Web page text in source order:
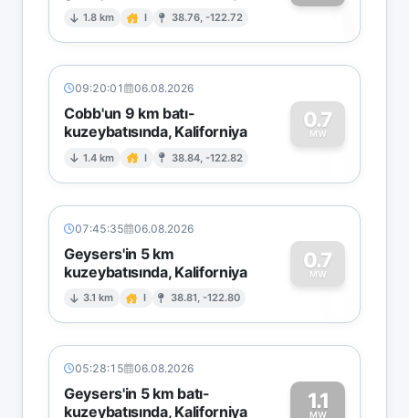
1.8 km I 38.76, -122.72 1
09:20:01 06.08.2026
Cobb'un 9 km batı-
kuzeybatısında, Kaliforniya
1.4 km I 38.84, -122.82
0.7
MW
0
07:45:35 06.08.2026
Geysers'in 5 km
kuzeybatısında, Kaliforniya
3.1 km I 38.81, -122.80
0.7
MW
0
05:28:15 06.08.2026
Geysers'in 5 km batı-
kuzeybatısında, Kaliforniya
1.1
MW